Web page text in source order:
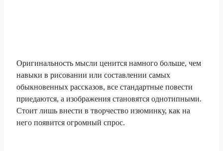
Оригинальность мысли ценится намного больше, чем
навыки в рисовании или составлении самых
обыкновенных рассказов, все стандартные повести
приедаются, а изображения становятся однотипными.
Стоит лишь внести в творчество изюминку, как на
него появится огромный спрос.